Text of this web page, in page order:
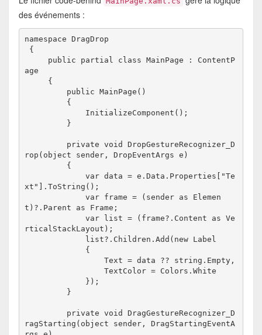
des événements :
namespace DragDrop
{
age
{
public MainPage()
{
InitializeComponent();
}
rop(object sender, DropEventArgs e)
{
xt"].ToString();
t)?.Parent as Frame;
rticalStackLayout);
list?.Children.Add(new Label
{
Text = data ?? string.Empty,
TextColor = Colors.White
});
}
ragStarting(object sender, DragStartingEventA